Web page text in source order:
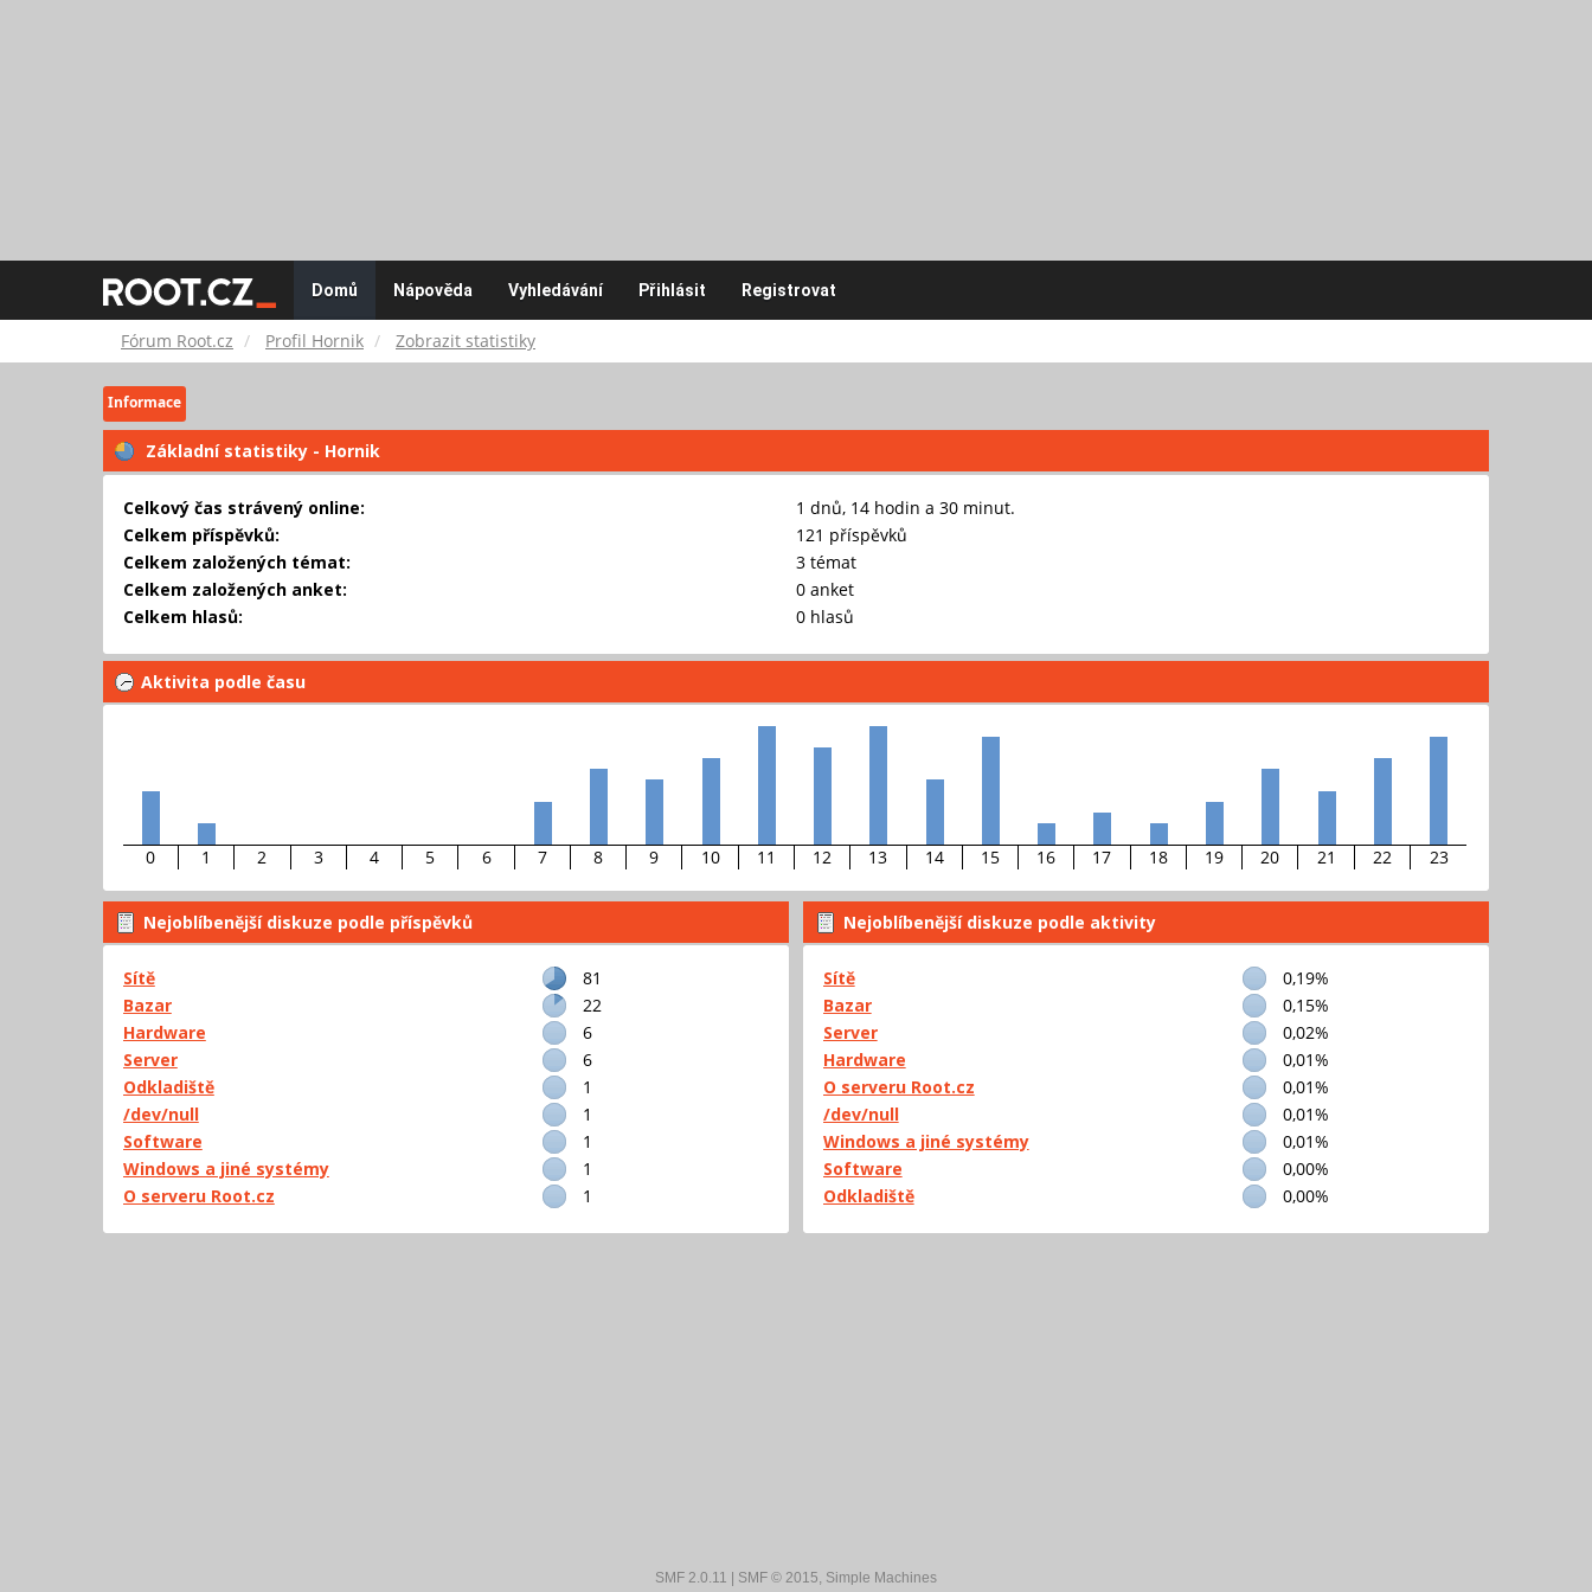
Fórum
Root.cz
Domů Nápověda Vyhledávání Přihlásit Registrovat
Fórum Root.cz Profil Hornik Zobrazit statistiky
Informace
Základní statistiky - Hornik
Celkový čas strávený online:
1 dnů, 14 hodin a 30 minut.
Celkem příspěvků:
121 příspěvků
Celkem založených témat:
3 témat
Celkem založených anket:
0 anket
Celkem hlasů:
0 hlasů
Aktivita podle času
0 1 2 3 4 5 6 7 8 9 10 11 12 13 14 15 16 17 18 19 20 21 22 23
Nejoblíbenější diskuze podle příspěvků
Sítě
81
Bazar
22
Hardware
6
Server
6
Odkladiště
1
/dev/null
1
Software
1
Windows a jiné systémy
1
O serveru Root.cz
1
Nejoblíbenější diskuze podle aktivity
Sítě
0,19%
Bazar
0,15%
Server
0,02%
Hardware
0,01%
O serveru Root.cz
0,01%
/dev/null
0,01%
Windows a jiné systémy
0,01%
Software
0,00%
Odkladiště
0,00%
SMF 2.0.11 SMF © 2015, Simple Machines